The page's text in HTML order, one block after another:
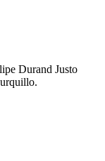
Durand Justo